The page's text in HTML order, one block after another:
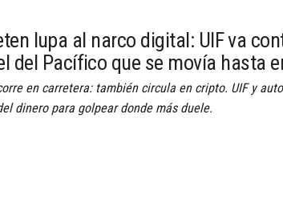
lupa al narco digital: UIF va
del Pacífico que se movía hasta
en carretera: también circula en cripto. UIF y
dinero para golpear donde más duele.